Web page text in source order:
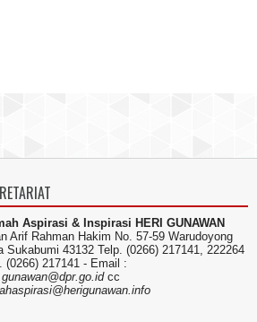
Aspirasi & Inspirasi HERI GUNAWAN
Arif Rahman Hakim No. 57-59 Warudoyong
Sukabumi 43132 Telp. (0266) 217141, 222264
(0266) 217141 - Email :
cc